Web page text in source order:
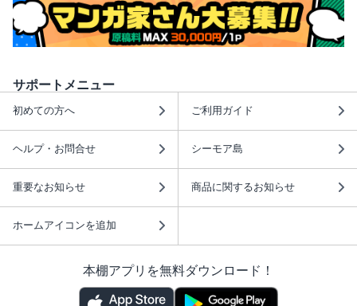
サポートメニュー
初めての方へ ご利用ガイド
ヘルプ・お問合せ シーモア島
重要なお知らせ 商品に関するお知らせ
ホームアイコンを追加
本棚アプリを無料ダウンロード！